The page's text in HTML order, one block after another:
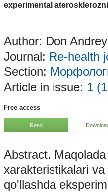
experimental
Author: Don
Journal: Re-health
Section:
Article in issue: 1
Free access
Read
xarakteristikalari
qo'llashda